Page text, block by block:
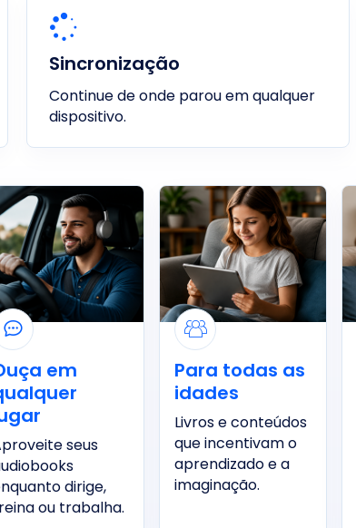
Sincronização
Continue de onde parou em qualquer
dispositivo.
em
seus
dirige,
ou trabalha.
Para todas as
idades
Livros e conteúdos
que incentivam o
aprendizado e a
imaginação.